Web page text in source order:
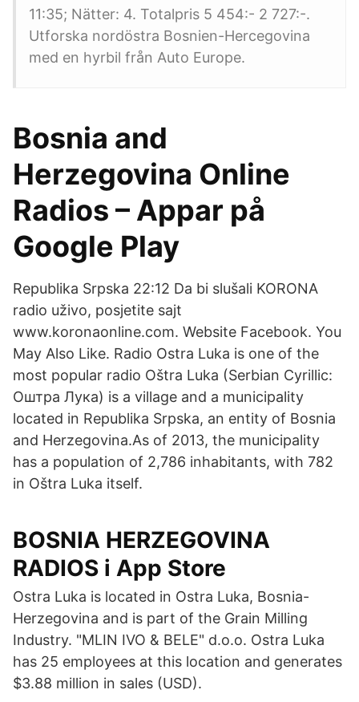
11:35; Nätter: 4. Totalpris 5 454:- 2 727:-.
Utforska nordöstra Bosnien-Hercegovina
med en hyrbil från Auto Europe.
Bosnia and
Herzegovina Online
Radios – Appar på
Google Play
Republika Srpska 22:12 Da bi slušali KORONA
radio uživo, posjetite sajt
www.koronaonline.com. Website Facebook. You
May Also Like. Radio Ostra Luka is one of the
most popular radio Oštra Luka (Serbian Cyrillic:
Оштра Лука) is a village and a municipality
located in Republika Srpska, an entity of Bosnia
and Herzegovina.As of 2013, the municipality
has a population of 2,786 inhabitants, with 782
in Oštra Luka itself.
‎BOSNIA HERZEGOVINA
RADIOS i App Store
Ostra Luka is located in Ostra Luka, Bosnia-
Herzegovina and is part of the Grain Milling
Industry. "MLIN IVO & BELE" d.o.o. Ostra Luka
has 25 employees at this location and generates
$3.88 million in sales (USD).